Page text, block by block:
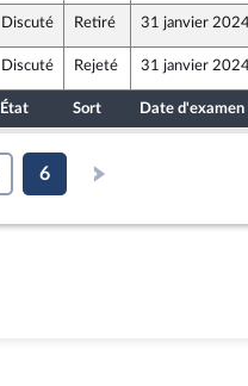
Discuté Retiré 31 janvier 2024
Nouvelle Union Populaire
Discuté Rejeté 31 janvier 2024
État Sort Date d'examen
6